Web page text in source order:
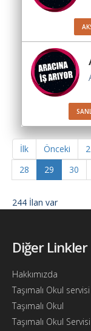
İlk Önceki
28
29 30
244 İlan var
Diğer Linkler
Hakkımızda
Taşımalı Okul servisi
Taşımalı Okul
Taşımalı Okul